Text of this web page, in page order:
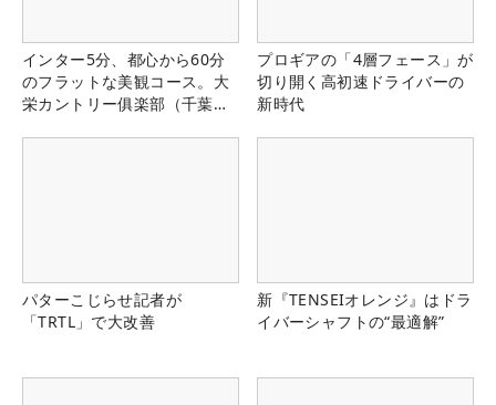
インター5分、都心から60分
のフラットな美観コース。大
栄カントリー俱楽部（千葉
プロギアの「4層フェース」が
切り開く高初速ドライバーの
新時代
パターこじらせ記者が
「TRTL」で大改善
新『TENSEIオレンジ』はドラ
イバーシャフトの“最適解”